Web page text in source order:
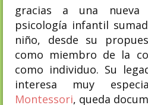
gracias a una nueva
psicología infantil
niño, desde su
como miembro de la
como individuo. Su
interesa muy
Montessori, queda